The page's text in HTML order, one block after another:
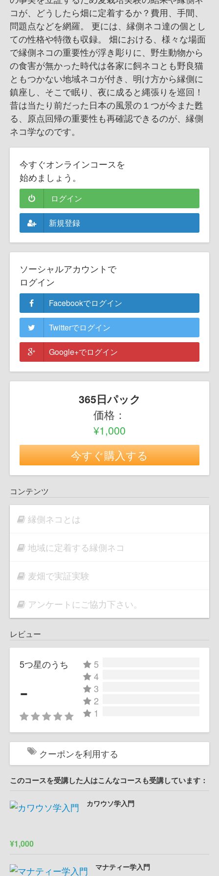
コが、どうしたら畑に定着するか？費用、手間、
問題点などを網羅。 更には、縁側ネコ達の個とし
ての性格や特徴も収録。 畑における、様々な場面
で縁側ネコの重要性が浮き彫りに、野生動物から
の食害が無かった時代は各家に飼ネコとも野良猫
ともつかない地域ネコが付き、明け方から縁側に
鎮座し、そこで眠り、夜に成ると縄張りを巡回！
昔は当たり前だった日本の風景の１つが今また甦
る、原点回帰の重要性も再確認できるのが、縁側
ネコ学なのです。
今すぐオンラインコースを
始めましょう。
ログイン
新規登録
ソーシャルアカウントで
ログイン
Facebookでログイン
Twitterでログイン
Google+でログイン
365日パック
価格：
¥1,000
今すぐ購入する
コンテンツ
縁側ネコとは
地域に定着する縁側ネコ
麦畑で実証実験
アンケートにご協力下さい。
レビュー
5つ星のうち
-
5
4
3
2
1
クーポンを利用する
このコースを受講した人はこんなコースも受講しています：
カワウソ学入門
¥1,000
マナティー学入門